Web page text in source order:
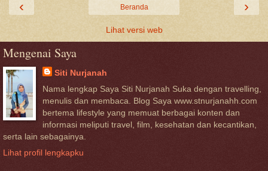
‹ ›
Beranda
Lihat versi web
Mengenai Saya
Siti Nurjanah
Nama lengkap Saya Siti Nurjanah Suka dengan travelling,
menulis dan membaca. Blog Saya www.stnurjanahh.com
bertema lifestyle yang memuat berbagai konten dan
informasi meliputi travel, film, kesehatan dan kecantikan,
serta lain sebagainya.
Lihat profil lengkapku